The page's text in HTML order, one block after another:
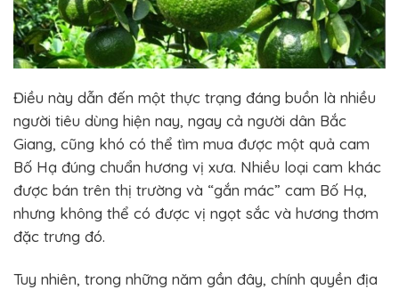
Điều này dẫn đến một thực trạng đáng buồn là nhiều
người tiêu dùng hiện nay, ngay cả người dân Bắc
Giang, cũng khó có thể tìm mua được một quả cam
Bố Hạ đúng chuẩn hương vị xưa. Nhiều loại cam khác
được bán trên thị trường và “gắn mác” cam Bố Hạ,
nhưng không thể có được vị ngọt sắc và hương thơm
đặc trưng đó.
Tuy nhiên, trong những năm gần đây, chính quyền địa